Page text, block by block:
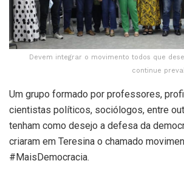
Devem integrar o movimento todos que
continue
Um grupo formado por professores,
cientistas políticos, sociólogos, entre
tenham como desejo a defesa da
criaram em Teresina o chamado
#MaisDemocracia.